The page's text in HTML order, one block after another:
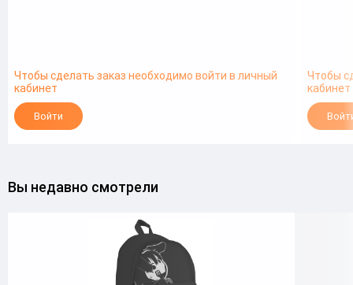
Чтобы сделать заказ необходимо войти в личный
кабинет
Войти
Чтобы
кабинет
Вы недавно смотрели